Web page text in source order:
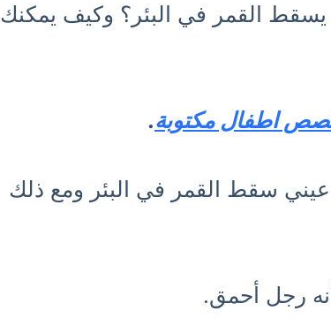
القمر في البئر؟ وكيف يمكنك
اطفال مكتوبة.
عيني سقط القمر في البئر ومع ذلك
رجل أحمق.